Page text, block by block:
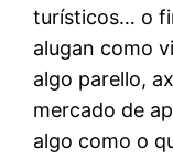
turísticos… o
alugan como
algo parello,
mercado de
algo como o